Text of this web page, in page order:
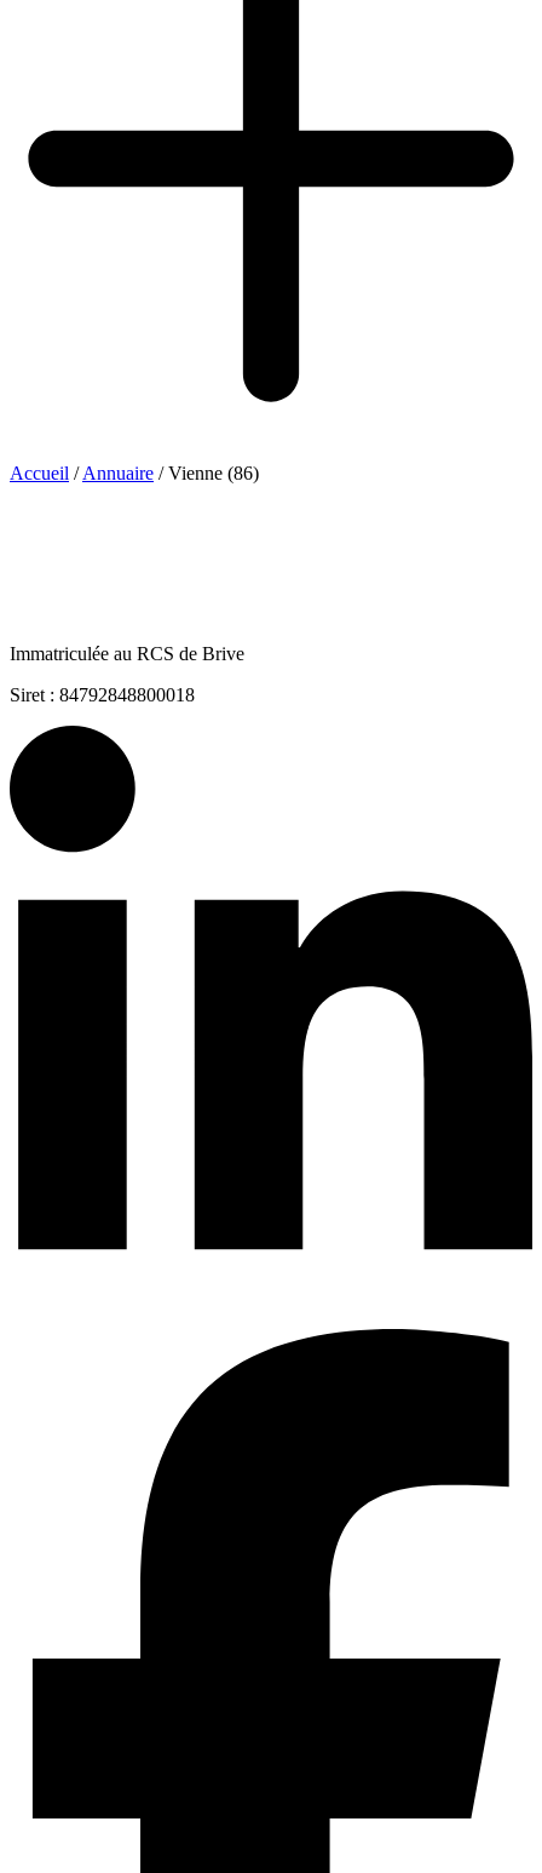
Accueil / Annuaire / Vienne (86)
Immatriculée au RCS de Brive
Siret : 84792848800018